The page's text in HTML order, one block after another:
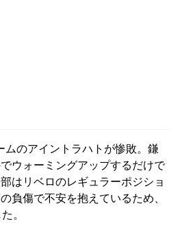
のアイントラハトが惨敗。鎌
ウォーミングアップするだけで
はリベロのレギュラーポジショ
負傷で不安を抱えているため、
。